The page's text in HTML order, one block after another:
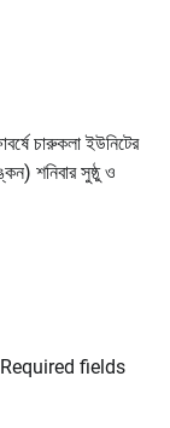
চারুকলা ইউনিটের
শনিবার সুষ্ঠু ও
Required fields